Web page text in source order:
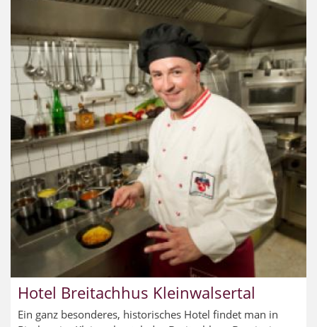
Hotel Breitachhus Kleinwalsertal
Ein ganz besonderes, historisches Hotel findet man in